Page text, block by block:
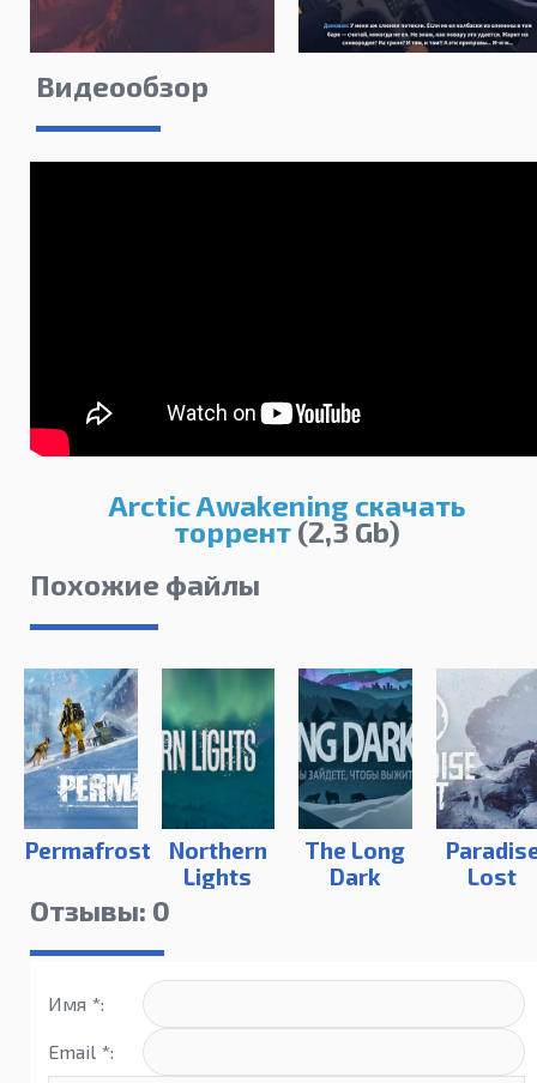
Видеообзор
Arctic Awakening скачать
торрент(2,3 Gb)
Похожие файлы
Permafrost
Northern
Lights
The Long
Dark
Lost
Отзывы: 0
Имя *:
Email *: